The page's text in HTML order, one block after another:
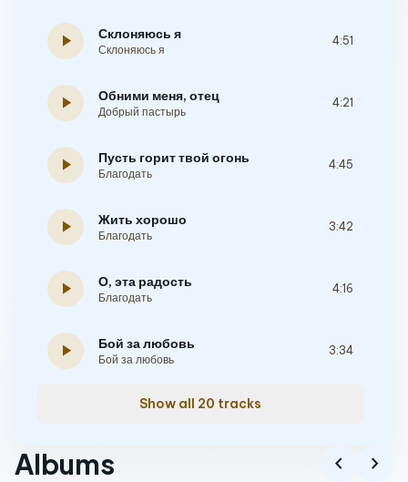
play_arrow Склоняюсь я
Склоняюсь я
4:51
play_arrow Обними меня, отец
Добрый пастырь
4:21
play_arrow Пусть горит твой огонь
Благодать
4:45
play_arrow Жить хорошо
Благодать
3:42
play_arrow О, эта радость
Благодать
4:16
play_arrow Бой за любовь
Бой за любовь
3:34
Show all 20 tracks
Albums chevron_left chevron_right